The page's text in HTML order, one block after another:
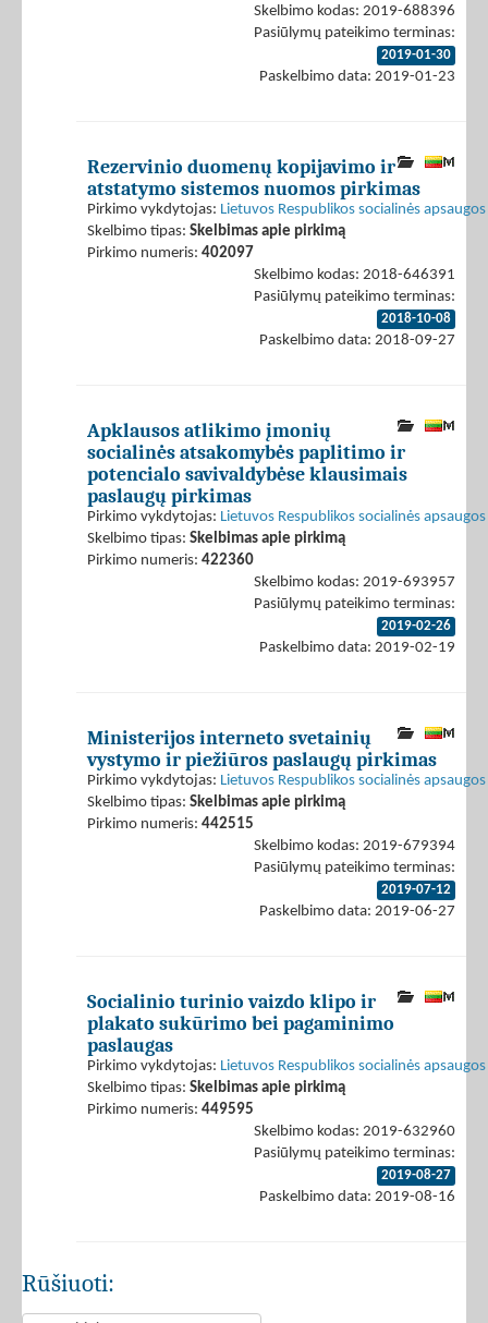
Skelbimo kodas: 2019-688396
Pasiūlymų pateikimo terminas:
2019-01-30
Paskelbimo data: 2019-01-23
Rezervinio duomenų kopijavimo ir
atstatymo sistemos nuomos pirkimas
Pirkimo vykdytojas: Lietuvos Respublikos socialinės
Skelbimo tipas: Skelbimas apie pirkimą
Pirkimo numeris: 402097
Skelbimo kodas: 2018-646391
Pasiūlymų pateikimo terminas:
2018-10-08
Paskelbimo data: 2018-09-27
Apklausos atlikimo įmonių
socialinės atsakomybės paplitimo ir
potencialo savivaldybėse klausimais
paslaugų pirkimas
Pirkimo vykdytojas: Lietuvos Respublikos socialinės
Skelbimo tipas: Skelbimas apie pirkimą
Pirkimo numeris: 422360
Skelbimo kodas: 2019-693957
Pasiūlymų pateikimo terminas:
2019-02-26
Paskelbimo data: 2019-02-19
Ministerijos interneto svetainių
vystymo ir piežiūros paslaugų pirkimas
Pirkimo vykdytojas: Lietuvos Respublikos socialinės
Skelbimo tipas: Skelbimas apie pirkimą
Pirkimo numeris: 442515
Skelbimo kodas: 2019-679394
Pasiūlymų pateikimo terminas:
2019-07-12
Paskelbimo data: 2019-06-27
Socialinio turinio vaizdo klipo ir
plakato sukūrimo bei pagaminimo
paslaugas
Pirkimo vykdytojas: Lietuvos Respublikos socialinės
Skelbimo tipas: Skelbimas apie pirkimą
Pirkimo numeris: 449595
Skelbimo kodas: 2019-632960
Pasiūlymų pateikimo terminas:
2019-08-27
Paskelbimo data: 2019-08-16
Rūšiuoti: